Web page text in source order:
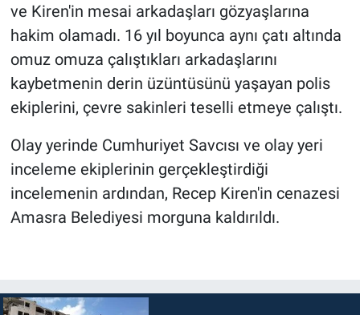
ve Kiren'in mesai arkadaşları gözyaşlarına
hakim olamadı. 16 yıl boyunca aynı çatı altında
omuz omuza çalıştıkları arkadaşlarını
kaybetmenin derin üzüntüsünü yaşayan polis
ekiplerini, çevre sakinleri teselli etmeye çalıştı.
Olay yerinde Cumhuriyet Savcısı ve olay yeri
inceleme ekiplerinin gerçekleştirdiği
incelemenin ardından, Recep Kiren'in cenazesi
Amasra Belediyesi morguna kaldırıldı.